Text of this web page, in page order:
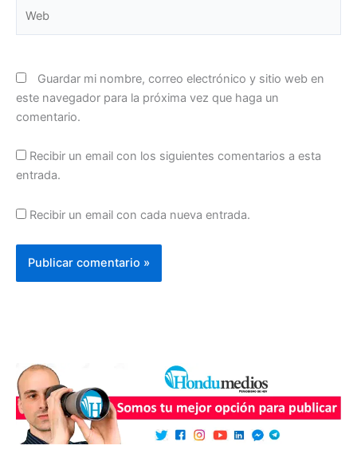
Guardar mi nombre, correo electrónico y sitio web en
este navegador para la próxima vez que haga un
comentario.
Recibir un email con los siguientes comentarios a esta
entrada.
Recibir un email con cada nueva entrada.